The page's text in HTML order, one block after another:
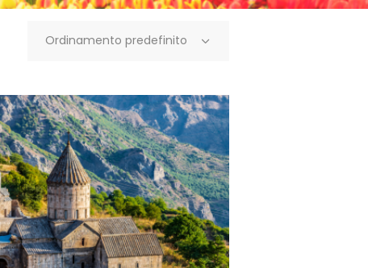
Ordinamento predefinito
LEGGI TUTTO